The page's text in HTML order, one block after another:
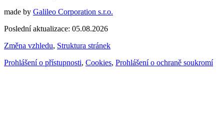
made by Galileo Corporation s.r.o.
Poslední aktualizace: 05.08.2026
Změna vzhledu, Struktura stránek
Prohlášení o přístupnosti, Cookies, Prohlášení o ochraně soukromí